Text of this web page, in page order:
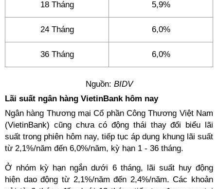
18 Tháng 5,9%
24 Tháng 6,0%
36 Tháng 6,0%
Nguồn: BIDV
Lãi suất ngân hàng VietinBank hôm nay
Ngân hàng Thương mại Cổ phần Công Thương Việt Nam
(VietinBank) cũng chưa có động thái thay đổi biểu lãi
suất trong phiên hôm nay, tiếp tục áp dụng khung lãi suất
từ 2,1%/năm đến 6,0%/năm, kỳ hạn 1 - 36 tháng.
Ở nhóm kỳ hạn ngắn dưới 6 tháng, lãi suất huy động
hiện dao động từ 2,1%/năm đến 2,4%/năm. Các khoản